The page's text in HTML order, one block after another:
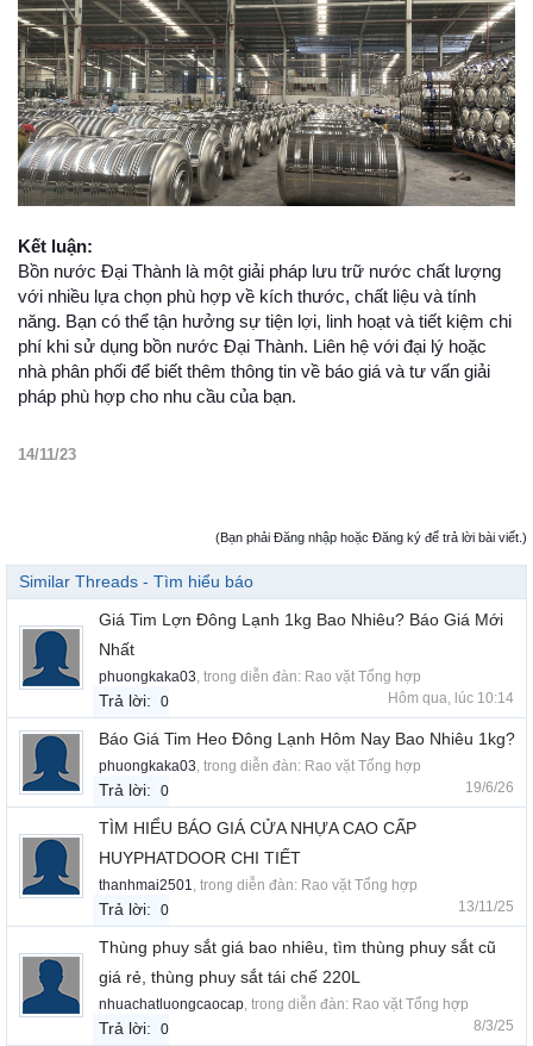
Kết luận:
Bồn nước Đại Thành là một giải pháp lưu trữ nước chất lượng
với nhiều lựa chọn phù hợp về kích thước, chất liệu và tính
năng. Bạn có thể tận hưởng sự tiện lợi, linh hoạt và tiết kiệm chi
phí khi sử dụng bồn nước Đại Thành. Liên hệ với đại lý hoặc
nhà phân phối để biết thêm thông tin về báo giá và tư vấn giải
pháp phù hợp cho nhu cầu của bạn.
14/11/23
(Bạn phải Đăng nhập hoặc Đăng ký để trả lời bài viết.)
Similar Threads - Tìm hiểu báo
Giá Tim Lợn Đông Lạnh 1kg Bao Nhiêu? Báo Giá Mới
Nhất
phuongkaka03, trong diễn đàn: Rao vặt Tổng hợp
Trả lời: 0 Hôm qua, lúc 10:14
Báo Giá Tim Heo Đông Lạnh Hôm Nay Bao Nhiêu 1kg?
phuongkaka03, trong diễn đàn: Rao vặt Tổng hợp
Trả lời: 0 19/6/26
TÌM HIỂU BÁO GIÁ CỬA NHỰA CAO CẤP
HUYPHATDOOR CHI TIẾT
thanhmai2501, trong diễn đàn: Rao vặt Tổng hợp
Trả lời: 0 13/11/25
Thùng phuy sắt giá bao nhiêu, tìm thùng phuy sắt cũ
giá rẻ, thùng phuy sắt tái chế 220L
nhuachatluongcaocap, trong diễn đàn: Rao vặt Tổng hợp
Trả lời: 0 8/3/25